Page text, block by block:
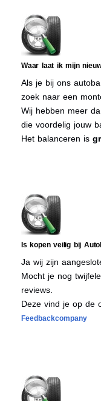
Waar laat ik mijn
Als je bij ons
zoek naar een
Wij hebben meer
die voordelig jouw
Het balanceren is
Is kopen veilig bij
Ja wij zijn
Mocht je nog
reviews.
Deze vind je op de
Feedbackcompany